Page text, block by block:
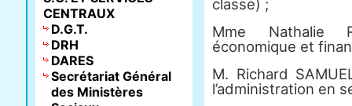
classe) ;
Mme Nathalie
économique et
M. Richard
l’administration en
CENTRAUX
D.G.T.
DRH
DARES
Secrétariat Général
des Ministères